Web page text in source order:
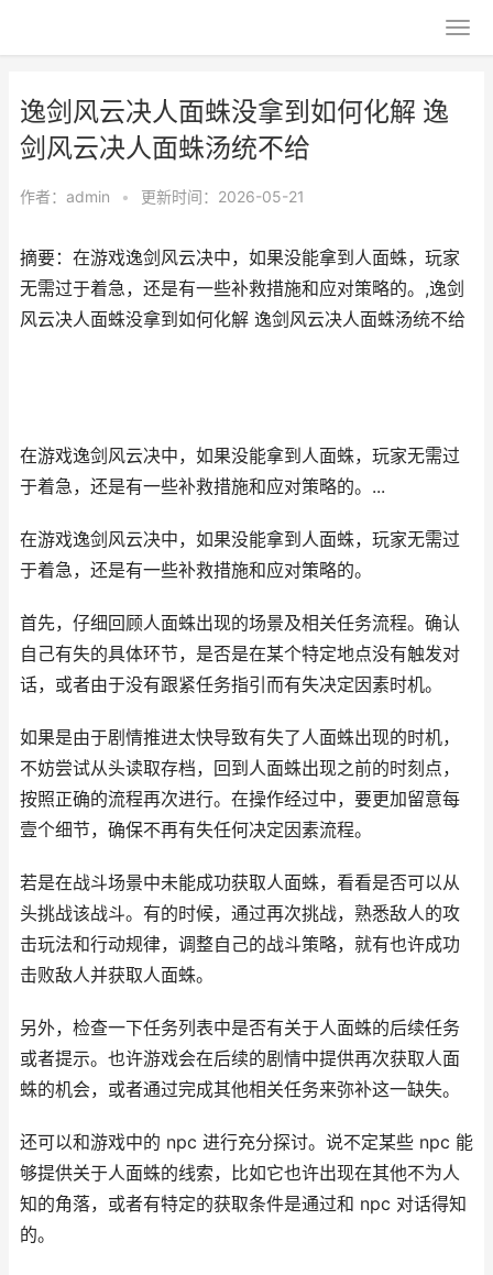
逸剑风云决人面蛛没拿到如何化解 逸
剑风云决人面蛛汤统不给
作者： admin • 更新时间：2026-05-21
摘要：在游戏逸剑风云决中，如果没能拿到人面蛛，玩家
无需过于着急，还是有一些补救措施和应对策略的。,逸剑
风云决人面蛛没拿到如何化解 逸剑风云决人面蛛汤统不给
在游戏逸剑风云决中，如果没能拿到人面蛛，玩家无需过
于着急，还是有一些补救措施和应对策略的。...
在游戏逸剑风云决中，如果没能拿到人面蛛，玩家无需过
于着急，还是有一些补救措施和应对策略的。
首先，仔细回顾人面蛛出现的场景及相关任务流程。确认
自己有失的具体环节，是否是在某个特定地点没有触发对
话，或者由于没有跟紧任务指引而有失决定因素时机。
如果是由于剧情推进太快导致有失了人面蛛出现的时机，
不妨尝试从头读取存档，回到人面蛛出现之前的时刻点，
按照正确的流程再次进行。在操作经过中，要更加留意每
壹个细节，确保不再有失任何决定因素流程。
若是在战斗场景中未能成功获取人面蛛，看看是否可以从
头挑战该战斗。有的时候，通过再次挑战，熟悉敌人的攻
击玩法和行动规律，调整自己的战斗策略，就有也许成功
击败敌人并获取人面蛛。
另外，检查一下任务列表中是否有关于人面蛛的后续任务
或者提示。也许游戏会在后续的剧情中提供再次获取人面
蛛的机会，或者通过完成其他相关任务来弥补这一缺失。
还可以和游戏中的 npc 进行充分探讨。说不定某些 npc 能
够提供关于人面蛛的线索，比如它也许出现在其他不为人
知的角落，或者有特定的获取条件是通过和 npc 对话得知
的。